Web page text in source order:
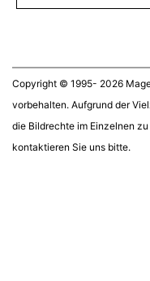
Copyright © 1995- 2026
vorbehalten. Aufgrund der
die Bildrechte im Einzelnen
kontaktieren Sie uns bitte.